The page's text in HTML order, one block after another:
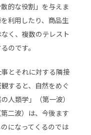
的な役割」を与えま
利用したり、商品生
く、複数のテレスト
のです。
とそれに対する隣接
すると、自然をめぐ
人類学」（第一波）
二波）は、今後ます
になってくるのでは